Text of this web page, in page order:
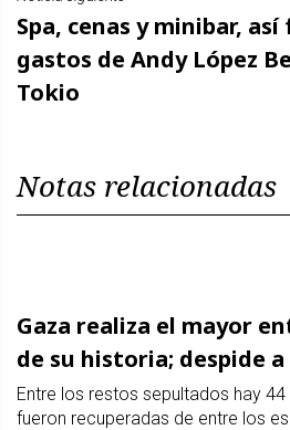
Spa, cenas y minibar,
gastos de Andy López
Tokio
Notas relacionadas
Gaza realiza el mayor
de su historia; despide
Entre los restos sepultados hay
fueron recuperadas de entre los